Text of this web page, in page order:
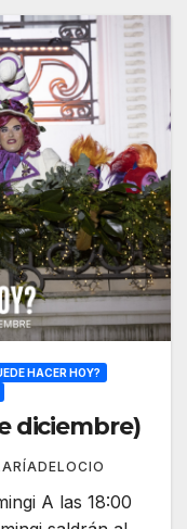
HACER HOY?
diciembre)
A las 18:00